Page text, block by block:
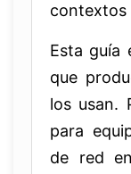
contextos
Esta guía
que
los usan.
para
de red